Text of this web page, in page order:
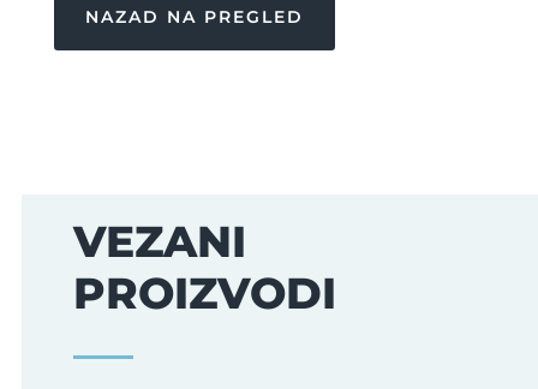
NAZAD NA PREGLED
VEZANI
PROIZVODI